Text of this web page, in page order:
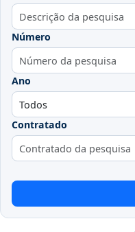
Número
Ano
Contratado